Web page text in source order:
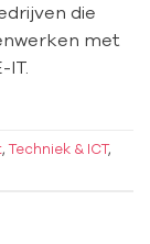
die
met
IT.
,Techniek & ICT,